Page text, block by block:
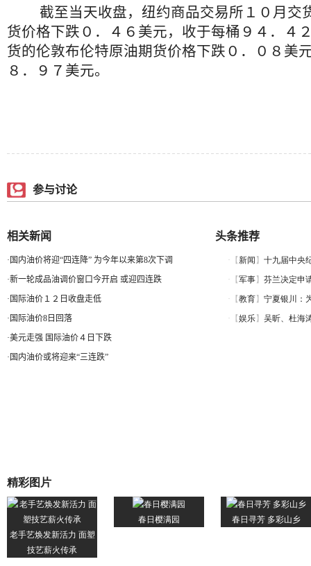
截至当天收盘，纽约商品交易所１０月交
货价格下跌０．４６美元，收于每桶９４．４
货的伦敦布伦特原油期货价格下跌０．０８美
８．９７美元。
参与讨论
相关新闻
· 国内油价将迎“四连降” 为今年以来第8次下调
·新一轮成品油调价窗口今开启 或迎四连跌
· 国际油价１２日收盘走低
· 国际油价8日回落
·美元走强 国际油价４日下跌
· 国内油价或将迎来“三连跌”
头条推荐